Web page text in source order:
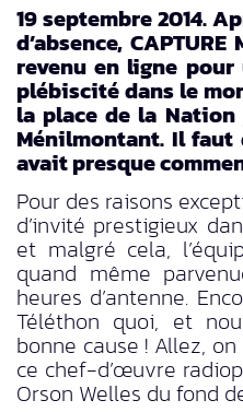
19 septembre 2014.
d’absence, CAPTURE
revenu en ligne
plébiscité dans le
la place de la Nation
Ménilmontant. Il
avait presque
Pour des raisons
d’invité prestigieux
et malgré cela,
quand même
heures d’antenne.
Téléthon quoi, et
bonne cause ! Allez,
ce chef-d’œuvre
Orson Welles du fond